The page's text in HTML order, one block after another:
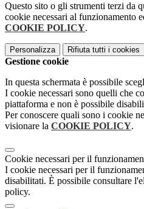
Questo sito o gli strumenti terzi da
cookie necessari al funzionamento
COOKIE POLICY.
Personalizza Rifiuta tutti i cookies
Gestione cookie
In questa schermata è possibile
I cookie necessari sono quelli che
piattaforma e non è possibile
Per conoscere quali sono i cookie
visionare la COOKIE POLICY.
Cookie necessari per il
I cookie necessari per il
disabilitati. È possibile consultare
policy.